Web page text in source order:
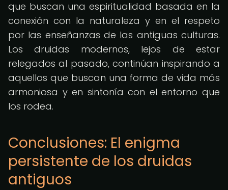
que buscan una espiritualidad basada en la
conexión con la naturaleza y en el respeto
por las enseñanzas de las antiguas culturas.
Los druidas modernos, lejos de estar
relegados al pasado, continúan inspirando a
aquellos que buscan una forma de vida más
armoniosa y en sintonía con el entorno que
los rodea.
Conclusiones: El enigma
persistente de los druidas
antiguos